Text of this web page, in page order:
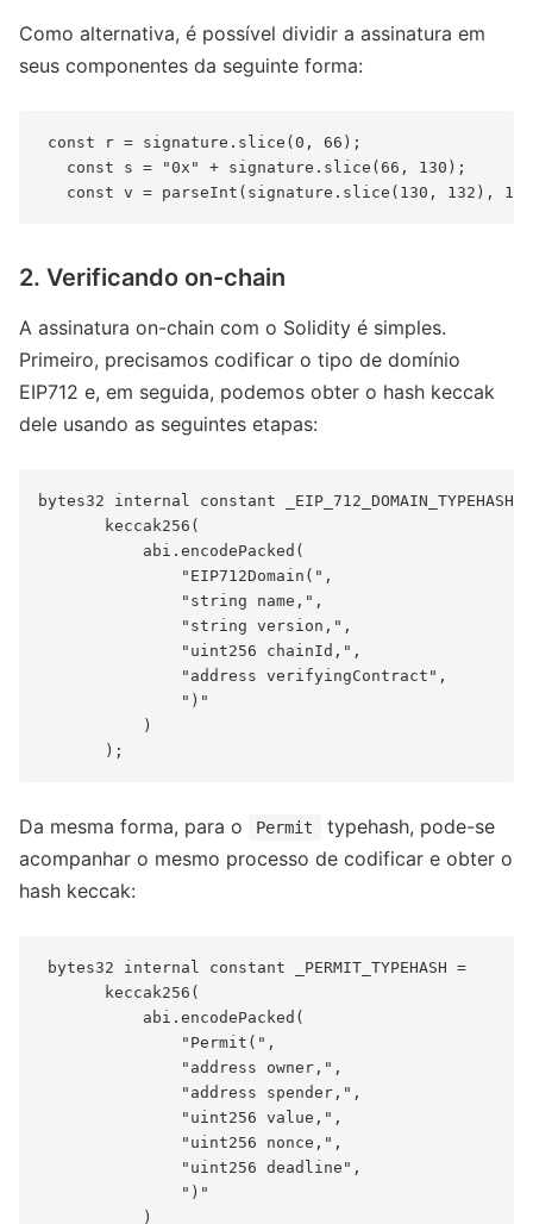
Como alternativa, é possível dividir a assinatura em
seus componentes da seguinte forma:
const r = signature.slice(0, 66);
   const s = "0x" + signature.slice(66, 130);
2. Verificando on-chain
A assinatura on-chain com o Solidity é simples.
Primeiro, precisamos codificar o tipo de domínio
EIP712 e, em seguida, podemos obter o hash keccak
dele usando as seguintes etapas:
bytes32 internal constant _EIP_712_DOMAIN_TYPEHASH =
       keccak256(
           abi.encodePacked(
               "EIP712Domain(",
               "string name,",
               "string version,",
               "uint256 chainId,",
               "address verifyingContract",
               ")"
           )
Da mesma forma, para o Permit
typehash, pode-se
acompanhar o mesmo processo de codificar e obter o
hash keccak:
bytes32 internal constant _PERMIT_TYPEHASH =
       keccak256(
           abi.encodePacked(
               "Permit(",
               "address owner,",
               "address spender,",
               "uint256 value,",
               "uint256 nonce,",
               "uint256 deadline",
               ")"
           )